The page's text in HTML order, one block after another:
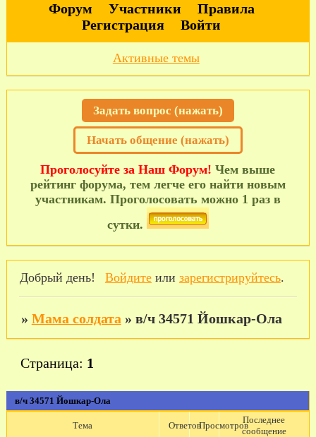
Форум Участники
Правила
Регистрация
Войти
Активные темы
Задать вопрос (нажать)
Начать общение (нажать)
Проголосуйте за Наш Форум! Чем выше
рейтинг форума, тем легче его найти новым
участникам. Проголосовать можно 1 раз в
сутки.
Добрый день! Войдитеили зарегистрируйтесь.
» Мама солдата » в/ч 34571 Йошкар-Ола
в/ч 34571 Йошкар-Ола
Страница: 1
Тема ОтветовПросмотров
Последнее
сообщение